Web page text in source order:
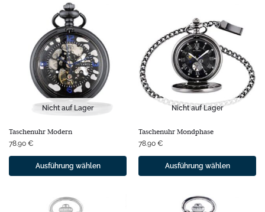
Nicht auf Lager
Taschenuhr Modern
78.90 €
Ausführung wählen
Nicht auf Lager
Taschenuhr Mondphase
78.90 €
Ausführung wählen